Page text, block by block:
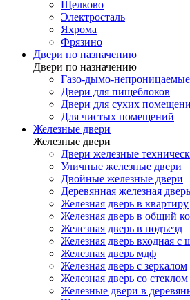
Щелково
Электросталь
Яхрома
Фрязино
Двери по назначению
Двери по назначению
Газо-дымо-
Двери для пищеблоков
Двери для сухих
Для чистых помещений
Железные двери
Железные двери
Двери железные
Уличные железные двери
Двойные железные двери
Деревянная железная дверь
Железная дверь в квартиру
Железная дверь в общий
Железная дверь в подъезд
Железная дверь входная с
Железная дверь мдф
Железная дверь с зеркалом
Железная дверь со стеклом
Железные двери в